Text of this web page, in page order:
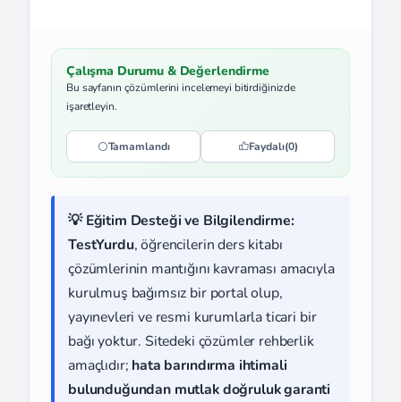
Çalışma Durumu & Değerlendirme
Bu sayfanın çözümlerini incelemeyi bitirdiğinizde
işaretleyin.
Tamamlandı Faydalı(0)
💡 Eğitim Desteği ve Bilgilendirme:
TestYurdu, öğrencilerin ders kitabı
çözümlerinin mantığını kavraması amacıyla
kurulmuş bağımsız bir portal olup,
yayınevleri ve resmi kurumlarla ticari bir
bağı yoktur. Sitedeki çözümler rehberlik
amaçlıdır; hata barındırma ihtimali
bulunduğundan mutlak doğruluk garanti